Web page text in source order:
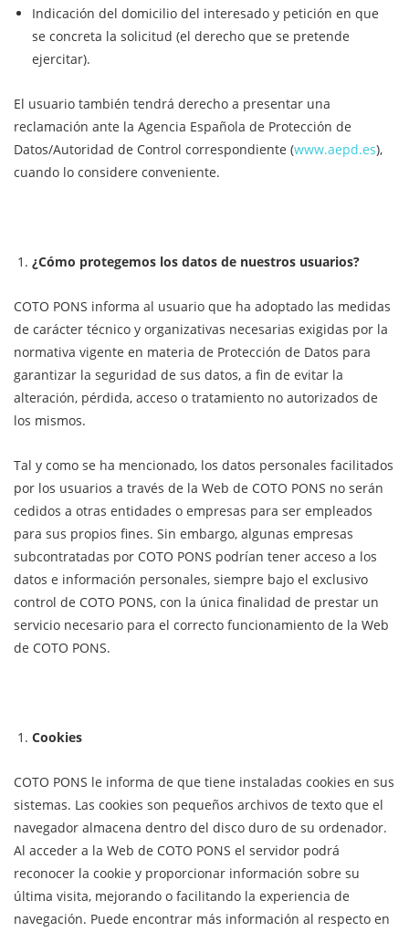
Indicación del domicilio del interesado y petición en que
se concreta la solicitud (el derecho que se pretende
ejercitar).
El usuario también tendrá derecho a presentar una
reclamación ante la Agencia Española de Protección de
Datos/Autoridad de Control correspondiente (www.aepd.es),
cuando lo considere conveniente.
¿Cómo protegemos los datos de nuestros usuarios?
COTO PONS informa al usuario que ha adoptado las medidas
de carácter técnico y organizativas necesarias exigidas por la
normativa vigente en materia de Protección de Datos para
garantizar la seguridad de sus datos, a fin de evitar la
alteración, pérdida, acceso o tratamiento no autorizados de
los mismos.
Tal y como se ha mencionado, los datos personales facilitados
por los usuarios a través de la Web de COTO PONS no serán
cedidos a otras entidades o empresas para ser empleados
para sus propios fines. Sin embargo, algunas empresas
subcontratadas por COTO PONS podrían tener acceso a los
datos e información personales, siempre bajo el exclusivo
control de COTO PONS, con la única finalidad de prestar un
servicio necesario para el correcto funcionamiento de la Web
de COTO PONS.
Cookies
COTO PONS le informa de que tiene instaladas cookies en sus
sistemas. Las cookies son pequeños archivos de texto que el
navegador almacena dentro del disco duro de su ordenador.
Al acceder a la Web de COTO PONS el servidor podrá
reconocer la cookie y proporcionar información sobre su
última visita, mejorando o facilitando la experiencia de
navegación. Puede encontrar más información al respecto en